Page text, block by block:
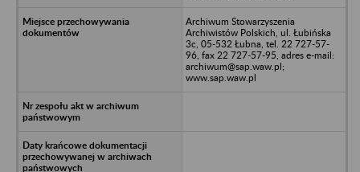
Archiwum Stowarzyszenia
Archiwistów Polskich, ul. Łubińska
3c, 05-532 Łubna, tel. 22 727-57-
96, fax 22 727-57-95, adres e-mail:
archiwum@sap.waw.pl;
www.sap.waw.pl